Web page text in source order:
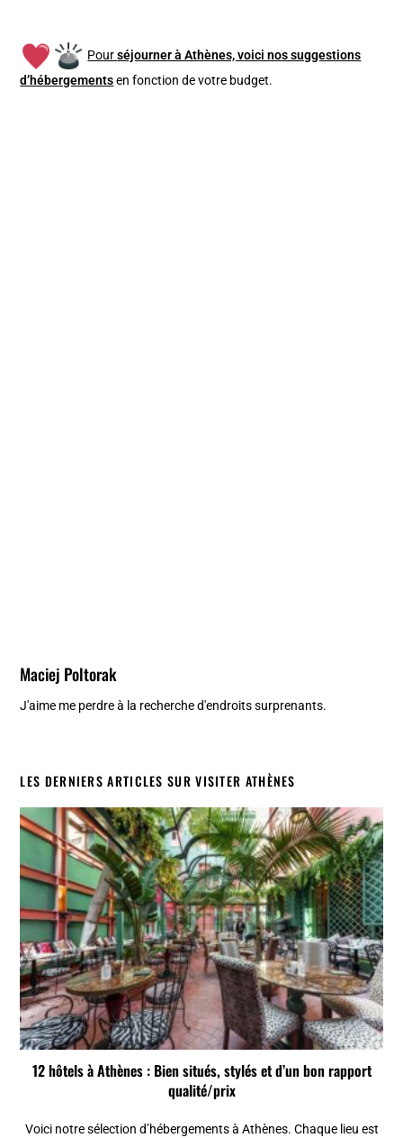
Pourséjourner à Athènes, voici nos suggestions
d’hébergementsen fonction de votre budget.
Maciej Poltorak
J'aime me perdre à la recherche d'endroits surprenants.
LES DERNIERS ARTICLES SUR VISITER ATHÈNES
12 hôtels à Athènes : Bien situés, stylés et d’un bon rapport
qualité/prix
Voici notre sélection d’hébergements à Athènes. Chaque lieu est